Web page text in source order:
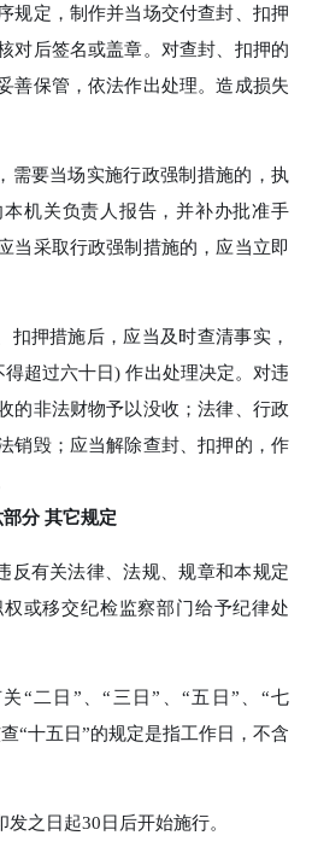
规定，制作并当场交付查封、扣押
对后签名或盖章。对查封、扣押的
善保管，依法作出处理。造成损失
需要当场实施行政强制措施的，执
本机关负责人报告，并补办批准手
当采取行政强制措施的，应当立即
扣押措施后，应当及时查清事实，
得超过六十日) 作出处理决定。对违
的非法财物予以没收；法律、行政
销毁；应当解除查封、扣押的，作
分 其它规定
反有关法律、法规、规章和本规定
或移交纪检监察部门给予纪律处
“二日”、“三日”、“五日”、“七
“十五日”的规定是指工作日，不含
发之日起30日后开始施行。